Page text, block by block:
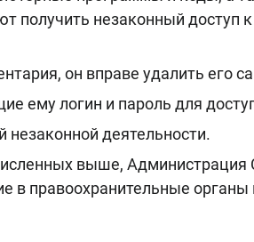
получить незаконный доступ
он вправе удалить
ему логин и пароль для
незаконной деятельности.
выше, Администрация
в правоохранительные органы